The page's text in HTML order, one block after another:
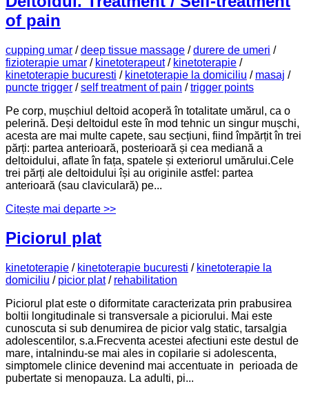
of pain
cupping umar /deep tissue massage /durere de umeri /
fizioterapie umar / kinetoterapeut/ kinetoterapie /
kinetoterapie bucuresti / kinetoterapie la domiciliu / masaj /
puncte trigger /self treatment of pain /trigger points
Pe corp, mușchiul deltoid acoperă în totalitate umărul, ca o
pelerină. Deși deltoidul este în mod tehnic un singur mușchi,
acesta are mai multe capete, sau secțiuni, fiind împărțit în trei
părți: partea anterioară, posterioară și cea mediană a
deltoidului, aflate în fața, spatele și exteriorul umărului.Cele
trei părți ale deltoidului își au originile astfel: partea
anterioară (sau claviculară) pe...
Citește mai departe >>
Piciorul plat
kinetoterapie / kinetoterapie bucuresti / kinetoterapie la
domiciliu / picior plat/ rehabilitation
Piciorul plat este o diformitate caracterizata prin prabusirea
boltii longitudinale si transversale a piciorului. Mai este
cunoscuta si sub denumirea de picior valg static, tarsalgia
adolescentilor, s.a.Frecventa acestei afectiuni este destul de
mare, intalnindu-se mai ales in copilarie si adolescenta,
simptomele clinice devenind mai accentuate in perioada de
pubertate si menopauza. La adulti, pi...